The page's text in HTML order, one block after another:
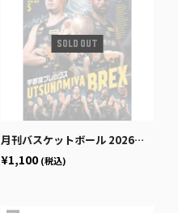
月刊バスケットボール 2026年5月号 (発売日2026年3月25日)
¥1,100 (税込)